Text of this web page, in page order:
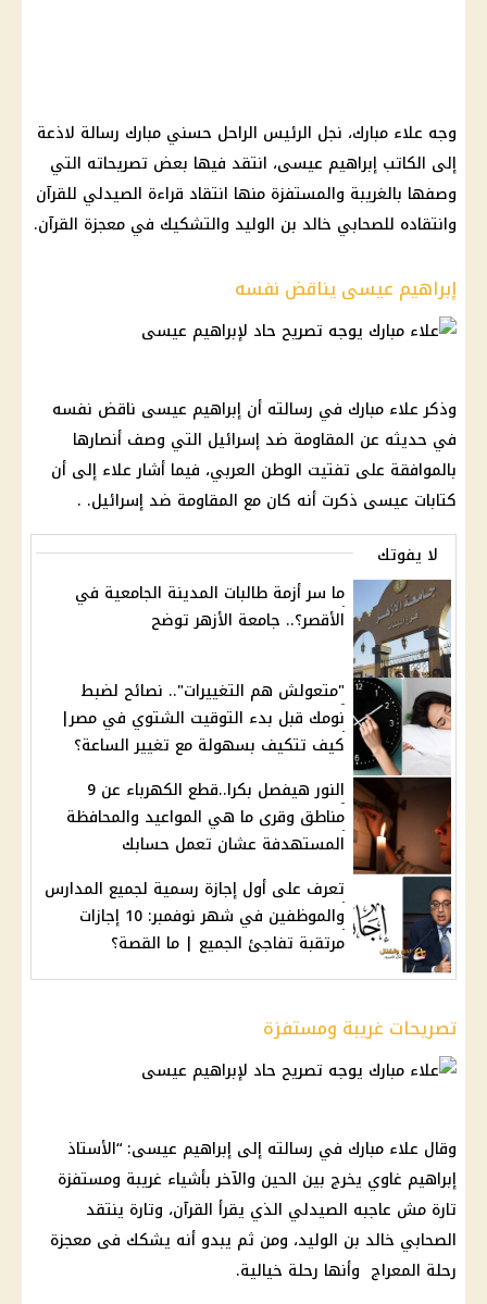
وجه علاء مبارك، نجل الرئيس الراحل حسني مبارك رسالة لاذعة
إلى الكاتب إبراهيم عيسى، انتقد فيها بعض تصريحاته التي
وصفها بالغريبة والمستفزة منها انتقاد قراءة الصيدلي للقرآن
وانتقاده للصحابي خالد بن الوليد والتشكيك في معجزة القرآن.
إبراهيم عيسى يناقض نفسه
وذكر علاء مبارك في رسالته أن إبراهيم عيسى ناقض نفسه
في حديثه عن المقاومة ضد إسرائيل التي وصف أنصارها
بالموافقة على تفتيت الوطن العربي، فيما أشار علاء إلى أن
كتابات عيسى ذكرت أنه كان مع المقاومة ضد إسرائيل. .
لا يفوتك
ما سر أزمة طالبات المدينة الجامعية في
الأقصر؟.. جامعة الأزهر توضح
"متعولش هم التغييرات".. نصائح لضبط
نومك قبل بدء التوقيت الشتوي في مصر|
كيف تتكيف بسهولة مع تغيير الساعة؟
النور هيفصل بكرا..قطع الكهرباء عن 9
مناطق وقرى ما هي المواعيد والمحافظة
المستهدفة عشان تعمل حسابك
تعرف على أول إجازة رسمية لجميع المدارس
والموظفين في شهر نوفمبر: 10 إجازات
مرتقبة تفاجئ الجميع | ما القصة؟
تصريحات غريبة ومستفزة
وقال علاء مبارك في رسالته إلى إبراهيم عيسى: “الأستاذ
إبراهيم غاوي يخرج بين الحين والآخر بأشياء غريبة ومستفزة
تارة مش عاجبه الصيدلي الذي يقرأ القرآن، وتارة ينتقد
الصحابي خالد بن الوليد، ومن ثم يبدو أنه يشكك فى معجزة
رحلة المعراج وأنها رحلة خيالية.